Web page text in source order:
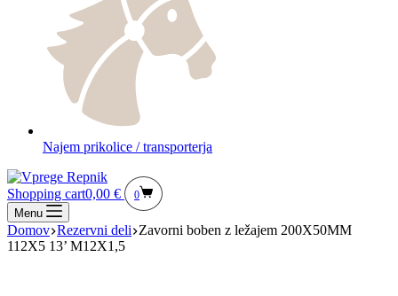
Najem prikolice / transporterja
Shopping cart0,00 € 0
Menu
Domov Rezervni deli Zavorni boben z ležajem 200X50MM
112X5 13’ M12X1,5